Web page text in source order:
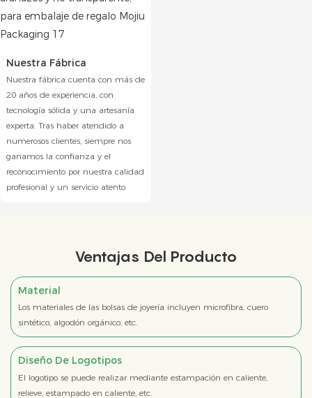
Nuestra Fábrica
Nuestra fábrica cuenta con más de
20 años de experiencia, con
tecnología sólida y una artesanía
experta. Tras haber atendido a
numerosos clientes, siempre nos
ganamos la confianza y el
reconocimiento por nuestra calidad
profesional y un servicio atento.
Ventajas Del Producto
Material
Los materiales de las bolsas de joyería incluyen microfibra, cuero
sintético, algodón orgánico, etc.
Diseño De Logotipos
El logotipo se puede realizar mediante estampación en caliente,
relieve, estampado en caliente, etc.